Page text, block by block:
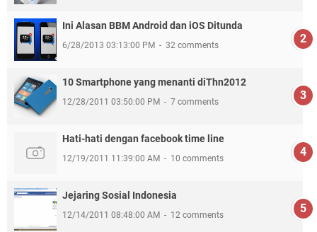
Ini Alasan BBM Android dan iOS Ditunda
6/28/2013 03:13:00 PM 32 comments
10 Smartphone yang menanti diThn2012
12/28/2011 03:50:00 PM 7 comments
Hati-hati dengan facebook time line
12/19/2011 11:39:00 AM 10 comments
Jejaring Sosial Indonesia
12/14/2011 08:48:00 AM 12 comments